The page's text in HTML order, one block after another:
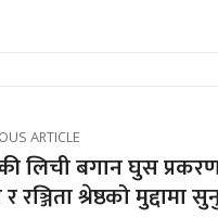
ARTICLE
लिची बगान घुस प्रकरण:
रञ्जिता श्रेष्ठको मुद्दामा